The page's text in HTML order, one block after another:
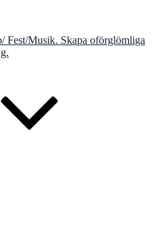
Fest/Musik. Skapa oförglömliga